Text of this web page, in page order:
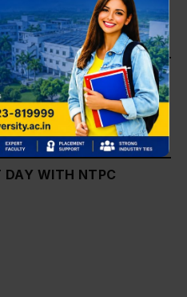
DAY WITH NTPC